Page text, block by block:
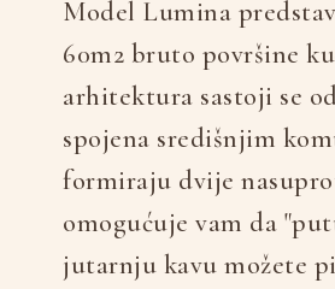
Model Lumina
60m2 bruto površine
arhitektura sastoji se
spojena središnjim
formiraju dvije
omogućuje vam da
jutarnju kavu možete